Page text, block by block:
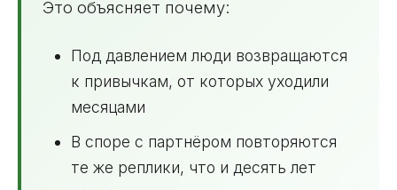
Это объясняет почему:
Под давлением люди возвращаются
к привычкам, от которых уходили
месяцами
В споре с партнёром повторяются
те же реплики, что и десять лет